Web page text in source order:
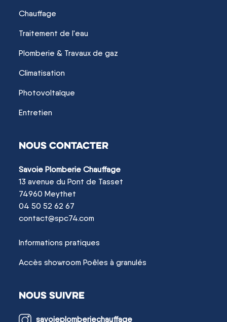
Chauffage
Traitement de l'eau
Plomberie & Travaux de gaz
Climatisation
Photovoltaïque
Entretien
NOUS CONTACTER
Savoie Plomberie Chauffage
13 avenue du Pont de Tasset
74960 Meythet
04 50 52 62 67
contact@spc74.com
Informations pratiques
Accès showroom Poêles à granulés
NOUS SUIVRE
savoieplomberiechauffage